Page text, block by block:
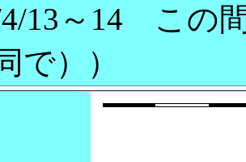
4/13～14 この
で））